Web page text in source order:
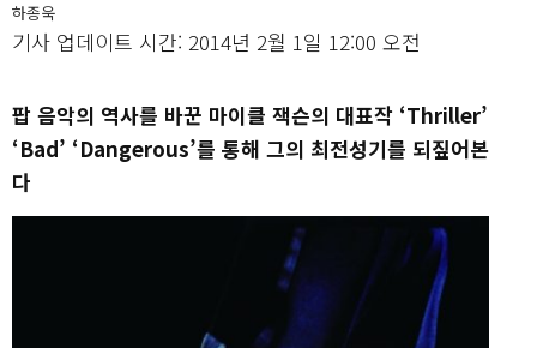
하종욱
기사 업데이트 시간: 2014년 2월 1일 12:00 오전
팝 음악의 역사를 바꾼 마이클 잭슨의 대표작 ‘Thriller’
‘Bad’ ‘Dangerous’를 통해 그의 최전성기를 되짚어본
다